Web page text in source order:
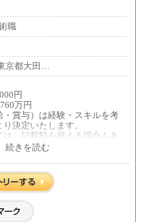
職
京都大田…
円
万円
・賞与）は経験・スキルを考
決定いたします。
、記載額を超える場合もあ
きを読む